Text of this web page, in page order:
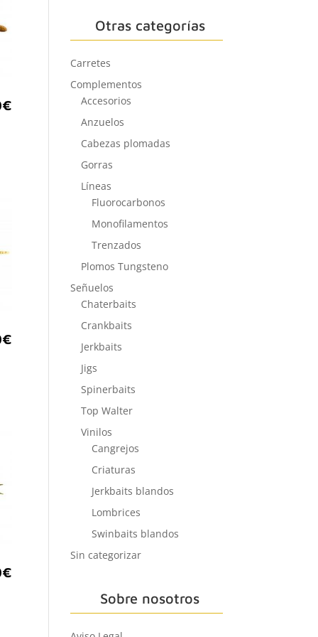
€
€
€
Otras categorías
Carretes
Complementos
Accesorios
Anzuelos
Cabezas plomadas
Gorras
Líneas
Fluorocarbonos
Monofilamentos
Trenzados
Plomos Tungsteno
Señuelos
Chaterbaits
Crankbaits
Jerkbaits
Jigs
Spinerbaits
Top Walter
Vinilos
Cangrejos
Criaturas
Jerkbaits blandos
Lombrices
Swinbaits blandos
Sin categorizar
Sobre nosotros